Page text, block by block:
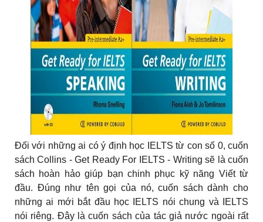
Đối với những ai có ý định học IELTS từ con số 0, cuốn
sách Collins - Get Ready For IELTS - Writing sẽ là cuốn
sách hoàn hảo giúp bạn chinh phục kỹ năng Viết từ
đầu. Đúng như tên gọi của nó, cuốn sách dành cho
những ai mới bắt đầu học IELTS nói chung và IELTS
nói riêng. Đây là cuốn sách của tác giả nước ngoài rất